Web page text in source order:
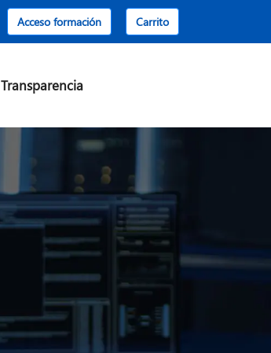
Acceso formación Carrito
Transparencia